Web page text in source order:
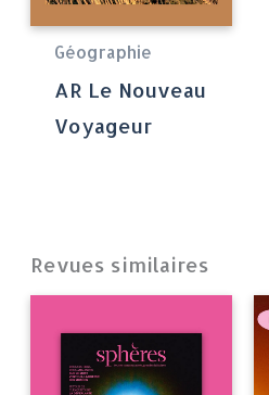
Géographie
AR Le Nouveau
Voyageur
Revues similaires